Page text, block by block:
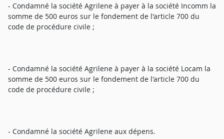
- Condamné la société Agrilene à payer à la société Incomm la
somme de 500 euros sur le fondement de l'article 700 du
code de procédure civile ;
- Condamné la société Agrilene à payer à la société Locam la
somme de 500 euros sur le fondement de l'article 700 du
code de procédure civile ;
- Condamné la société Agrilene aux dépens.